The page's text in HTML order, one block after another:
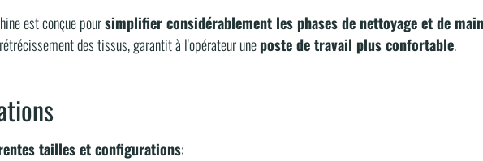
est conçue poursimplifier considérablement les phases de nettoyage et de
des tissus, garantit à l'opérateur uneposte de travail plus confortable.
tailles et configurations: